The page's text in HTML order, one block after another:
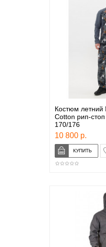
Костюм летний
Cotton рип-
170/176
10 800 р.